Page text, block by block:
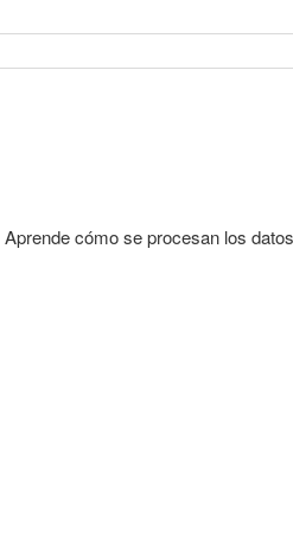
Aprende cómo se procesan los